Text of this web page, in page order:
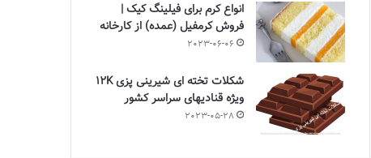
انواع کرم برای فیلینگ کیک |
فروش کرمفیل (عمده) از کارخانه
2023-06-06
شکلات تخته ای شیرینی پزی 12K
ویژه قنادیهای سراسر کشور
2023-05-28